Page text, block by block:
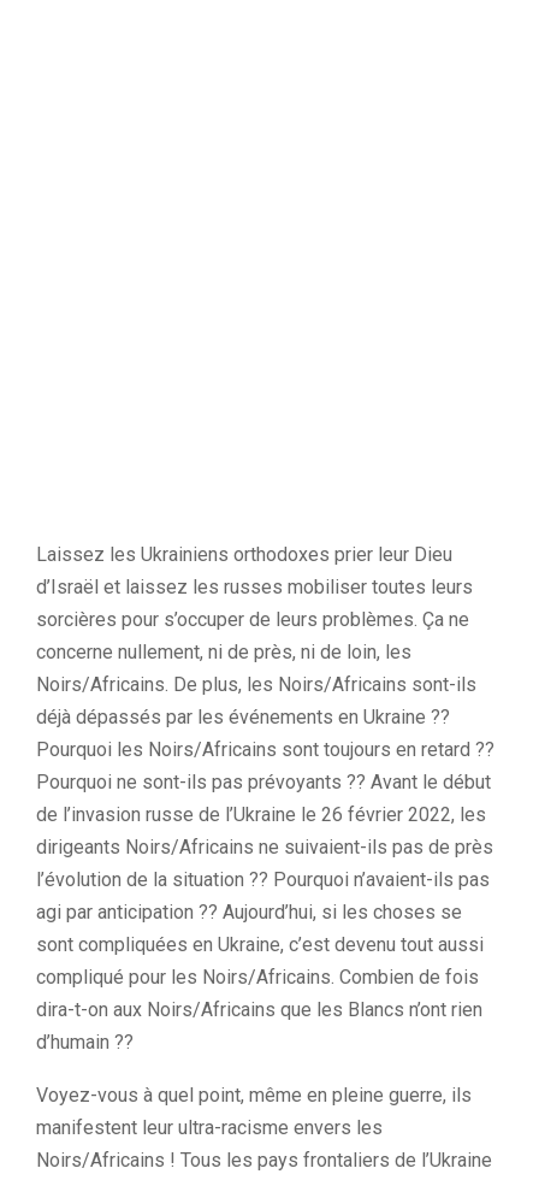
Laissez les Ukrainiens orthodoxes prier leur Dieu
d’Israël et laissez les russes mobiliser toutes leurs
sorcières pour s’occuper de leurs problèmes. Ça ne
concerne nullement, ni de près, ni de loin, les
Noirs/Africains. De plus, les Noirs/Africains sont-ils
déjà dépassés par les événements en Ukraine ??
Pourquoi les Noirs/Africains sont toujours en retard ??
Pourquoi ne sont-ils pas prévoyants ?? Avant le début
de l’invasion russe de l’Ukraine le 26 février 2022, les
dirigeants Noirs/Africains ne suivaient-ils pas de près
l’évolution de la situation ?? Pourquoi n’avaient-ils pas
agi par anticipation ?? Aujourd’hui, si les choses se
sont compliquées en Ukraine, c’est devenu tout aussi
compliqué pour les Noirs/Africains. Combien de fois
dira-t-on aux Noirs/Africains que les Blancs n’ont rien
d’humain ??
Voyez-vous à quel point, même en pleine guerre, ils
manifestent leur ultra-racisme envers les
Noirs/Africains ! Tous les pays frontaliers de l’Ukraine